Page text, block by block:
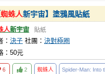
蜘蛛人新宇宙】塗鴉風貼紙
人新宇宙 貼紙
： 決子 社團： 決對極圈
：50元
6 2 蜘蛛人 Spider-Man: Into